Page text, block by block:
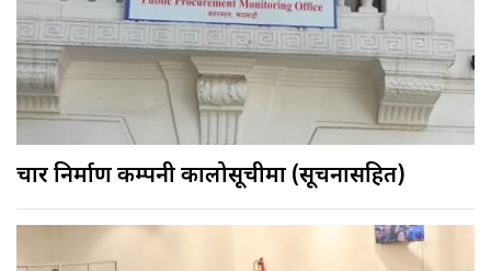
चार निर्माण कम्पनी कालोसूचीमा (सूचनासहित)